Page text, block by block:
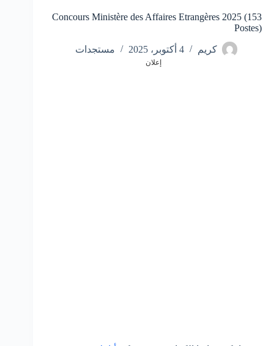
Concours Ministère des Affaires Etrangères 2025 (153
Postes)
كريم 4 أكتوبر، 2025 مستجدات
إعلان